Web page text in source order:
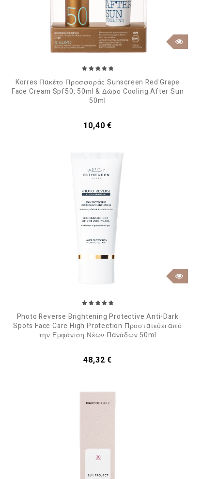
Korres Πακέτο Προσφοράς Sunscreen Red Grape
Face Cream Spf50, 50ml & Δώρο Cooling After Sun
50ml
Τιμή
10,40 €
Photo Reverse Brightening Protective Anti-Dark
Spots Face Care High Protection Προστατεύει από
την Εμφάνιση Νέων Πανάδων 50ml
Τιμή
48,32 €